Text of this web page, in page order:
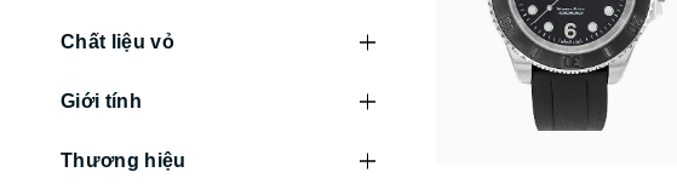
Chất liệu vỏ
Giới tính
Thương hiệu